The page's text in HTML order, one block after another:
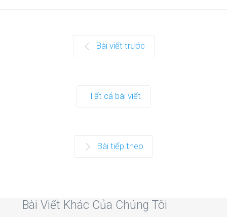
Bài viết trước
Tất cả bài viết
Bài tiếp theo
Bài Viết Khác Của Chúng Tôi